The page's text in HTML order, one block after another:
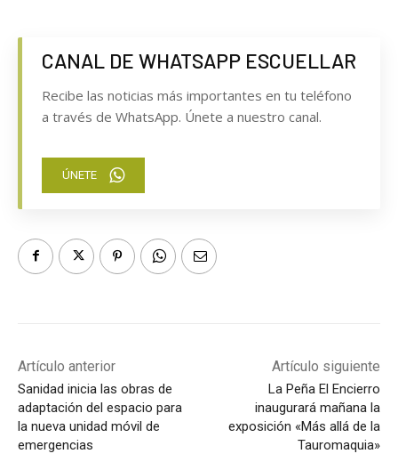
CANAL DE WHATSAPP ESCUELLAR
Recibe las noticias más importantes en tu teléfono
a través de WhatsApp. Únete a nuestro canal.
ÚNETE
Artículo anterior
Sanidad inicia las obras de
adaptación del espacio para
la nueva unidad móvil de
emergencias
Artículo siguiente
La Peña El Encierro
inaugurará mañana la
exposición «Más allá de la
Tauromaquia»